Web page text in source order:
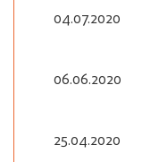
04.07.2020
06.06.2020
25.04.2020